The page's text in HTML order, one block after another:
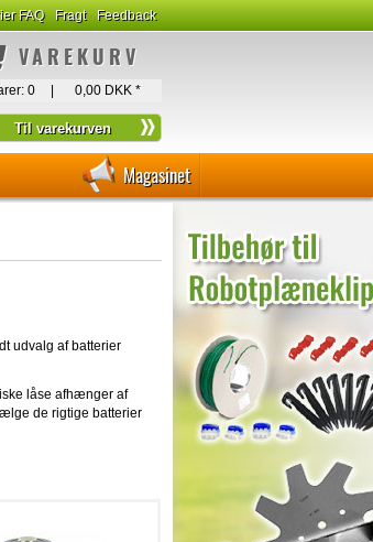
FAQ Fragt Feedback
VAREKURV
0 0,00 DKK *
Magasinet
udvalg af batterier
låse afhænger af
de rigtige batterier